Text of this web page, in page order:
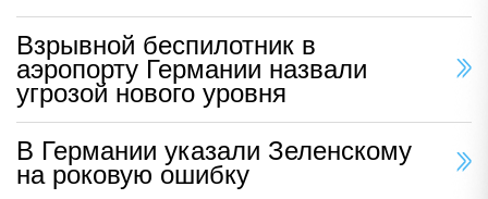
Взрывной беспилотник в
аэропорту Германии назвали
угрозой нового уровня
В Германии указали Зеленскому
на роковую ошибку